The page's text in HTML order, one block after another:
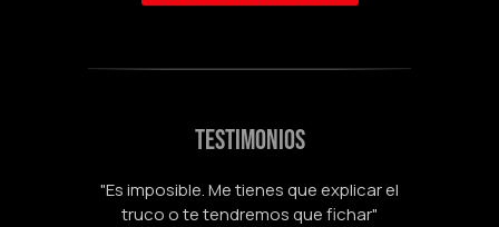
TESTIMONIOS
"Es imposible. Me tienes que explicar el
truco o te tendremos que fichar"